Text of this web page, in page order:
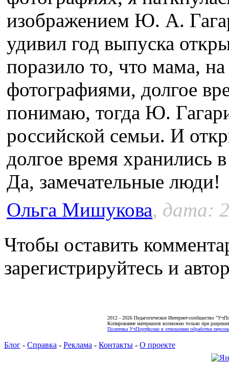
изображением Ю. А.
удивил год выпуска
поразило то, что мама,
фотографиями, долгое
понимаю, тогда Ю.
российской семьи. И
долгое время хранились
Да, замечательные люди!
Ольга Мишукова, дата:
Чтобы оставить
зарегистрируйтесь и
2012 - 2026 Педагогическое Интернет-сообщество
Копирование материалов возможно только при
Политика УчПортфолио в отношении обработки
Блог - Справка - Реклама - Контакты - О проекте